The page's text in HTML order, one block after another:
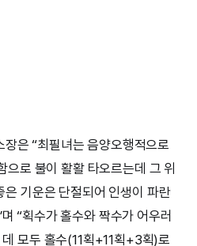
은 “최필녀는 음양오행적으로
으로 불이 활활 타오르는데 그 위
기운은 단절되어 인생이 파란
“획수가 홀수와 짝수가 어우러
모두 홀수(11획+11획+3획)로